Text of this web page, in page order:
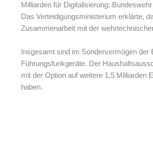
Milliarden für Digitalisierung:
Das Verteidigungsministerium erklärte,
Zusammenarbeit mit der
Insgesamt sind im Sondervermögen der
Führungsfunkgeräte. Der
mit der Option auf weitere 1,5 Milliarden
haben.